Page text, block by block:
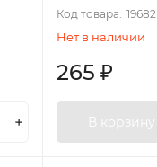
Код товара: 19682
Нет в наличии
265₽
В корзину